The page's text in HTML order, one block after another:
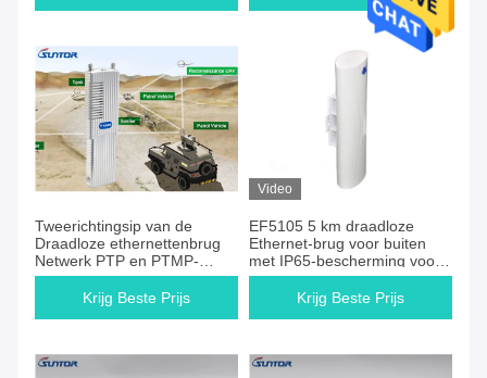
Tweerichtingsip van de
Draadloze ethernettenbrug
Netwerk PTP en PTMP-
Diversiteitswijze
Krijg Beste Prijs
Video
EF5105 5 km draadloze
Ethernet-brug voor buiten
met IP65-bescherming voor
langeafstandstransmissie
Krijg Beste Prijs